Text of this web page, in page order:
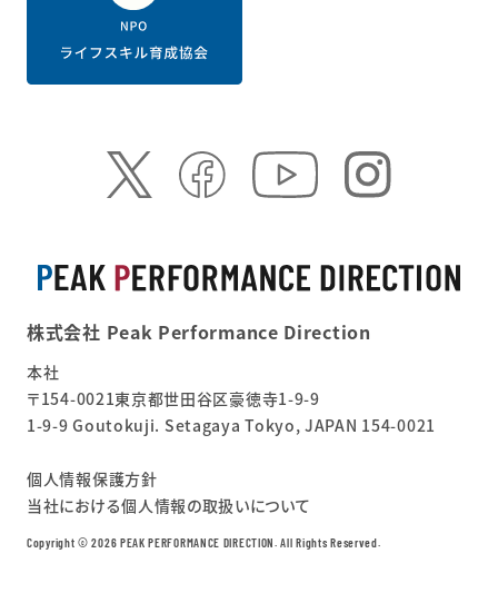
株式会社 Peak Performance Direction
本社
〒154-0021東京都世田谷区豪徳寺1-9-9
1-9-9 Goutokuji. Setagaya Tokyo, JAPAN 154-0021
個人情報保護方針
当社における個人情報の取扱いについて
Copyright ©︎ 2026 PEAK PERFORMANCE DIRECTION. All Rights Reserved.